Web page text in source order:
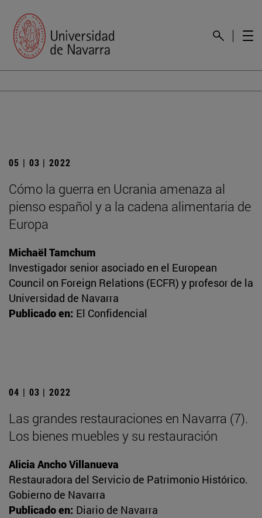
05 | 03 | 2022
Cómo la guerra en Ucrania amenaza al
pienso español y a la cadena alimentaria de
Europa
Michaël Tamchum
Investigador senior asociado en el European
Council on Foreign Relations (ECFR) y profesor de la
Universidad de Navarra
Publicado en: El Confidencial
04 | 03 | 2022
Las grandes restauraciones en Navarra (7).
Los bienes muebles y su restauración
Alicia Ancho Villanueva
Restauradora del Servicio de Patrimonio Histórico.
Gobierno de Navarra
Publicado en: Diario de Navarra